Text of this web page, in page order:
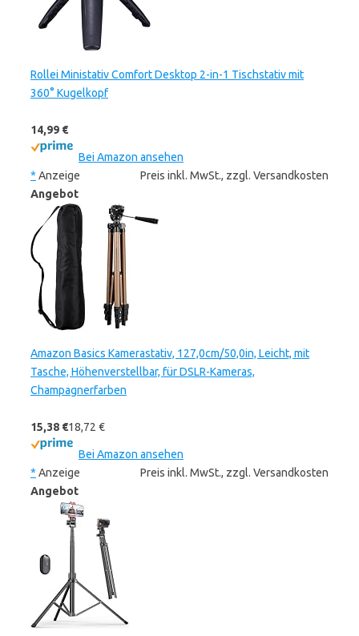
Rollei Ministativ Comfort Desktop 2-in-1 Tischstativ mit
360° Kugelkopf
14,99 €
Bei Amazon ansehen
* Anzeige
Preis inkl. MwSt., zzgl. Versandkosten
Angebot
Amazon Basics Kamerastativ, 127,0cm/50,0in, Leicht, mit
Tasche, Höhenverstellbar, für DSLR-Kameras,
Champagnerfarben
15,38 €18,72 €
Bei Amazon ansehen
* Anzeige
Preis inkl. MwSt., zzgl. Versandkosten
Angebot